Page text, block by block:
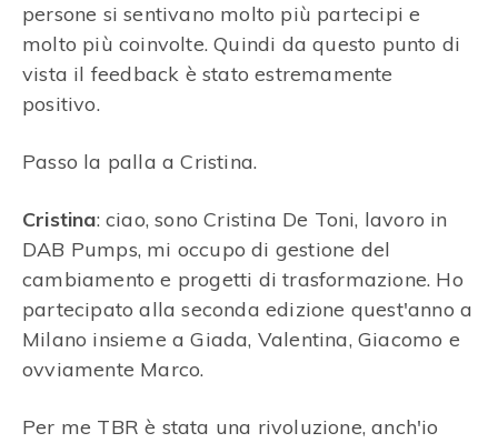
persone si sentivano molto più partecipi e
molto più coinvolte. Quindi da questo punto di
vista il feedback è stato estremamente
positivo.
Passo la palla a Cristina.
Cristina: ciao, sono Cristina De Toni, lavoro in
DAB Pumps, mi occupo di gestione del
cambiamento e progetti di trasformazione. Ho
partecipato alla seconda edizione quest'anno a
Milano insieme a Giada, Valentina, Giacomo e
ovviamente Marco.
Per me TBR è stata una rivoluzione, anch'io